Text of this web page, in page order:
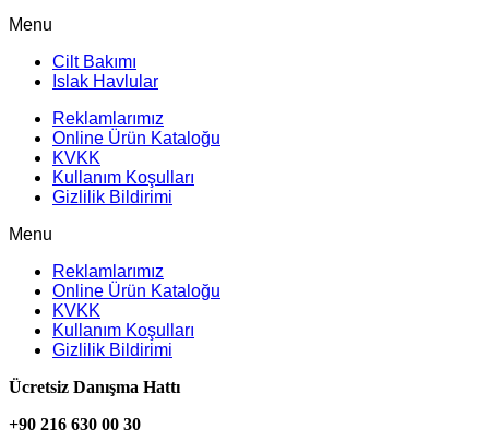
Menu
Cilt Bakımı
Islak Havlular
Reklamlarımız
Online Ürün Kataloğu
KVKK
Kullanım Koşulları
Gizlilik Bildirimi
Menu
Reklamlarımız
Online Ürün Kataloğu
KVKK
Kullanım Koşulları
Gizlilik Bildirimi
Ücretsiz Danışma Hattı
+90 216 630 00 30